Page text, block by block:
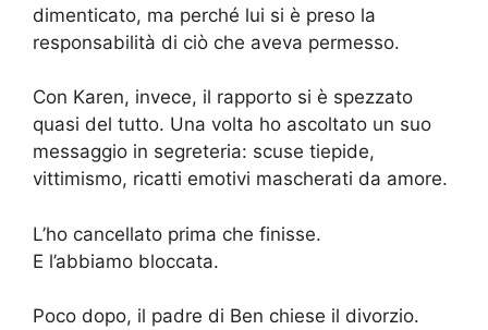
dimenticato, ma perché lui si è preso la
responsabilità di ciò che aveva permesso.
Con Karen, invece, il rapporto si è spezzato
quasi del tutto. Una volta ho ascoltato un suo
messaggio in segreteria: scuse tiepide,
vittimismo, ricatti emotivi mascherati da amore.
L’ho cancellato prima che finisse.
E l’abbiamo bloccata.
Poco dopo, il padre di Ben chiese il divorzio.